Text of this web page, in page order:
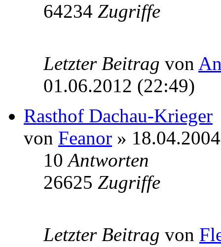
64234 Zugriffe
Letzter Beitrag von
01.06.2012 (22:49)
Rasthof Dachau-Krieger
von Feanor »
10Antworten
26625 Zugriffe
Letzter Beitrag von